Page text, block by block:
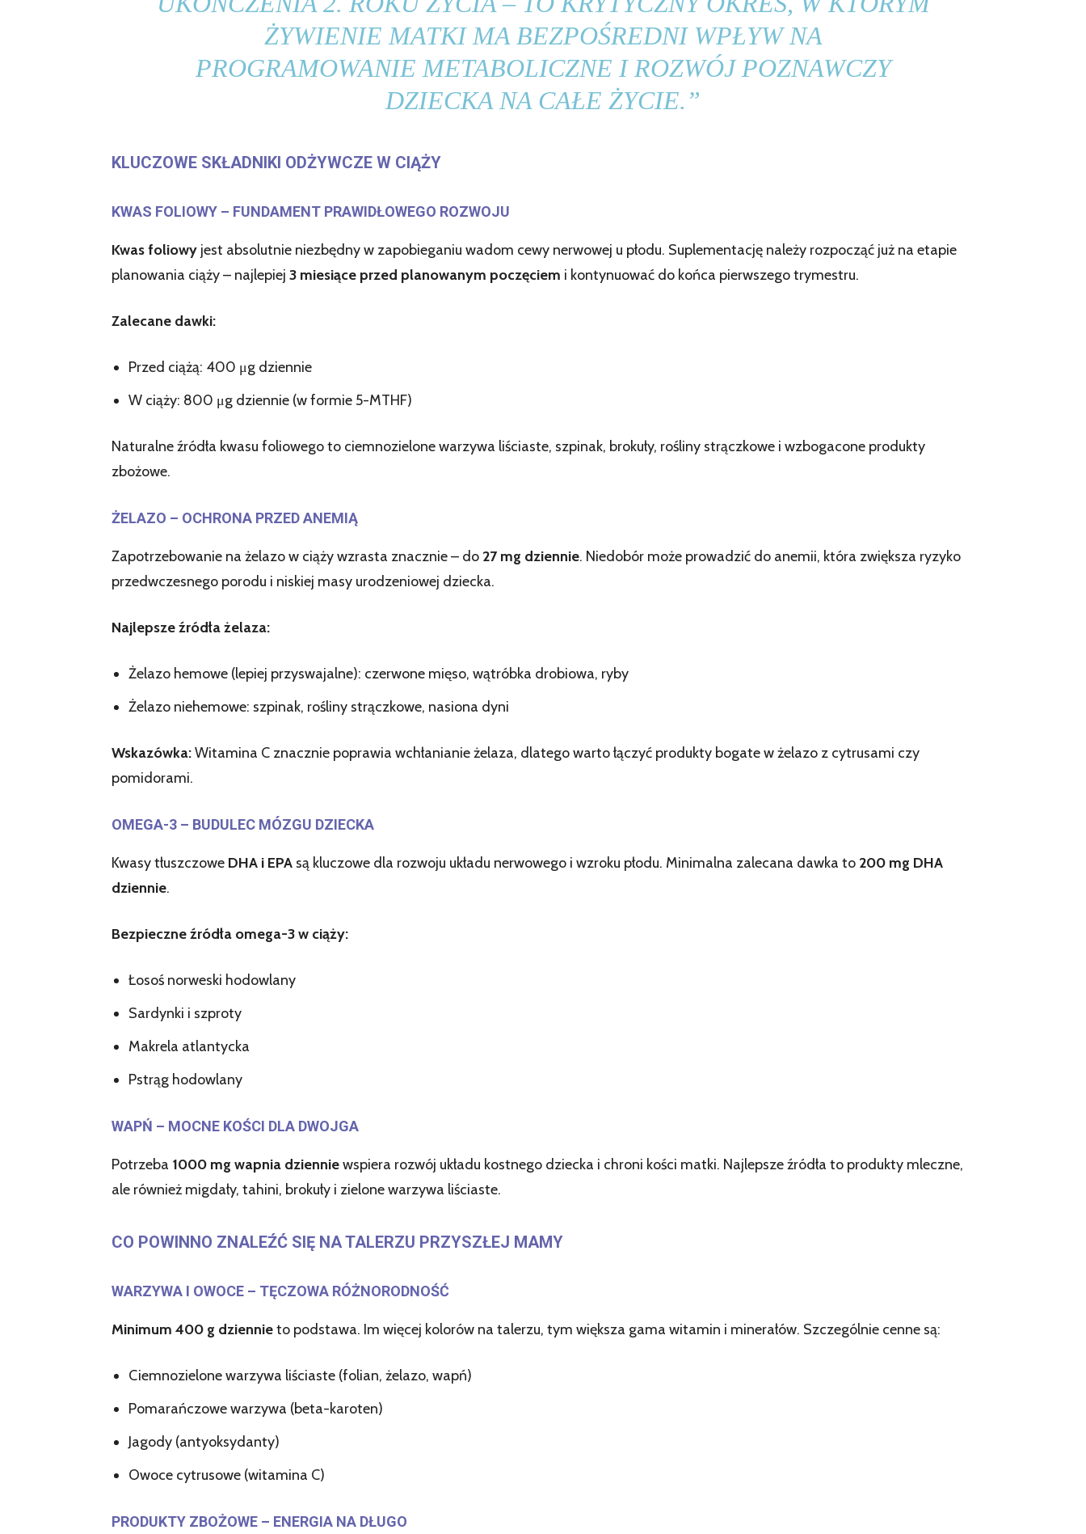
ŻYWIENIE MATKI MA BEZPOŚREDNI WPŁYW NA
PROGRAMOWANIE METABOLICZNE I ROZWÓJ POZNAWCZY
DZIECKA NA CAŁE ŻYCIE.”
KLUCZOWE SKŁADNIKI ODŻYWCZE W CIĄŻY
KWAS FOLIOWY – FUNDAMENT PRAWIDŁOWEGO ROZWOJU
Kwas foliowy jest absolutnie niezbędny w zapobieganiu wadom cewy nerwowej u płodu. Suplementację należy rozpocząć już na etapie
planowania ciąży – najlepiej 3 miesiące przed planowanym poczęciem i kontynuować do końca pierwszego trymestru.
Zalecane dawki:
Przed ciążą: 400 μg dziennie
W ciąży: 800 μg dziennie (w formie 5-MTHF)
Naturalne źródła kwasu foliowego to ciemnozielone warzywa liściaste, szpinak, brokuły, rośliny strączkowe i wzbogacone produkty
zbożowe.
ŻELAZO – OCHRONA PRZED ANEMIĄ
Zapotrzebowanie na żelazo w ciąży wzrasta znacznie – do 27 mg dziennie. Niedobór może prowadzić do anemii, która zwiększa ryzyko
przedwczesnego porodu i niskiej masy urodzeniowej dziecka.
Najlepsze źródła żelaza:
Żelazo hemowe (lepiej przyswajalne): czerwone mięso, wątróbka drobiowa, ryby
Żelazo niehemowe: szpinak, rośliny strączkowe, nasiona dyni
Wskazówka:Witamina C znacznie poprawia wchłanianie żelaza, dlatego warto łączyć produkty bogate w żelazo z cytrusami czy
pomidorami.
OMEGA-3 – BUDULEC MÓZGU DZIECKA
Kwasy tłuszczowe DHA i EPA są kluczowe dla rozwoju układu nerwowego i wzroku płodu. Minimalna zalecana dawka to 200 mg DHA
dziennie.
Bezpieczne źródła omega-3 w ciąży:
Łosoś norweski hodowlany
Sardynki i szproty
Makrela atlantycka
Pstrąg hodowlany
WAPŃ – MOCNE KOŚCI DLA DWOJGA
Potrzeba 1000 mg wapnia dzienniewspiera rozwój układu kostnego dziecka i chroni kości matki. Najlepsze źródła to produkty mleczne,
ale również migdały, tahini, brokuły i zielone warzywa liściaste.
CO POWINNO ZNALEŹĆ SIĘ NA TALERZU PRZYSZŁEJ MAMY
WARZYWA I OWOCE – TĘCZOWA RÓŻNORODNOŚĆ
Minimum 400 g dziennieto podstawa. Im więcej kolorów na talerzu, tym większa gama witamin i minerałów. Szczególnie cenne są:
Ciemnozielone warzywa liściaste (folian, żelazo, wapń)
Pomarańczowe warzywa (beta-karoten)
Jagody (antyoksydanty)
Owoce cytrusowe (witamina C)
PRODUKTY ZBOŻOWE – ENERGIA NA DŁUGO